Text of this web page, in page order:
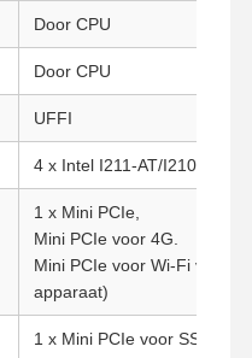
Door CPU
Door CPU
UFFI
4 x Intel I211-AT/I210-AT
1 x Mini PCIe,
Mini PCIe voor 4G.
Mini PCIe voor Wi-Fi van
apparaat)
1 x Mini PCIe voor SSD